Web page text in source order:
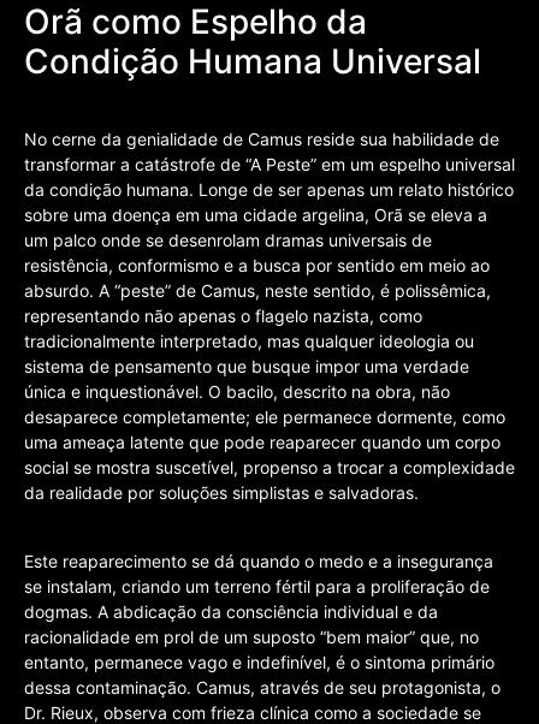
Orã como Espelho da
Condição Humana Universal
No cerne da genialidade de Camus reside sua habilidade de
transformar a catástrofe de “A Peste” em um espelho universal
da condição humana. Longe de ser apenas um relato histórico
sobre uma doença em uma cidade argelina, Orã se eleva a
um palco onde se desenrolam dramas universais de
resistência, conformismo e a busca por sentido em meio ao
absurdo. A “peste” de Camus, neste sentido, é polissêmica,
representando não apenas o flagelo nazista, como
tradicionalmente interpretado, mas qualquer ideologia ou
sistema de pensamento que busque impor uma verdade
única e inquestionável. O bacilo, descrito na obra, não
desaparece completamente; ele permanece dormente, como
uma ameaça latente que pode reaparecer quando um corpo
social se mostra suscetível, propenso a trocar a complexidade
da realidade por soluções simplistas e salvadoras.
Este reaparecimento se dá quando o medo e a insegurança
se instalam, criando um terreno fértil para a proliferação de
dogmas. A abdicação da consciência individual e da
racionalidade em prol de um suposto “bem maior” que, no
entanto, permanece vago e indefinível, é o sintoma primário
dessa contaminação. Camus, através de seu protagonista, o
Dr. Rieux, observa com frieza clínica como a sociedade se